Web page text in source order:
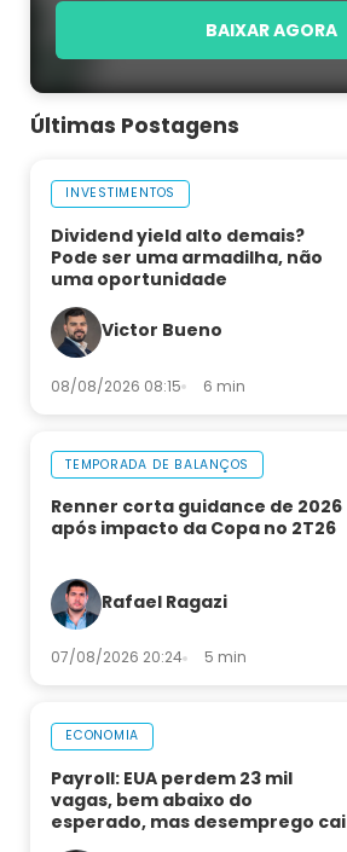
BAIXAR AGORA
Últimas Postagens
INVESTIMENTOS
Dividend yield alto demais?
Pode ser uma armadilha, não
uma oportunidade
Victor Bueno
08/08/2026 08:15 6 min
TEMPORADA DE BALANÇOS
Renner corta guidance de 2026
após impacto da Copa no 2T26
Rafael Ragazi
07/08/2026 20:24 5 min
ECONOMIA
Payroll: EUA perdem 23 mil
vagas, bem abaixo do
esperado, mas desemprego cai